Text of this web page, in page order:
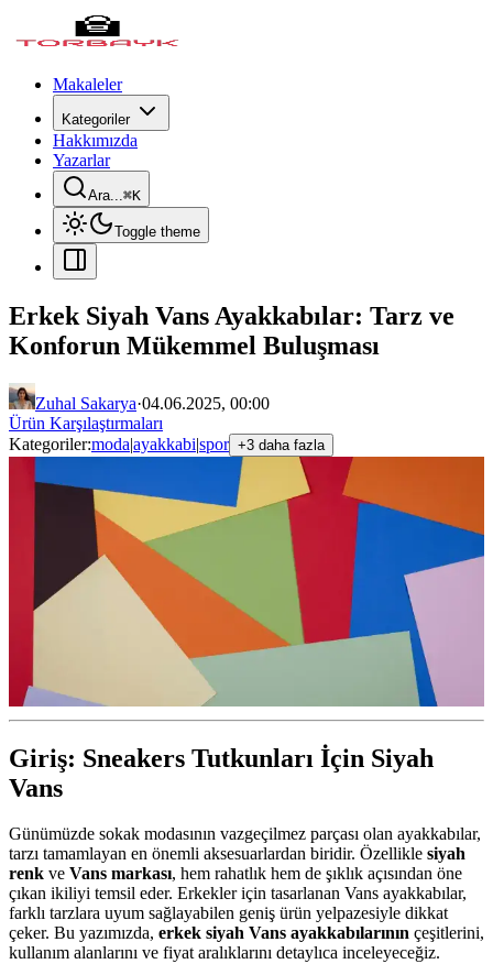
Makaleler
Kategoriler
Hakkımızda
Yazarlar
Ara...⌘K
Toggle theme
Erkek Siyah Vans Ayakkabılar: Tarz ve
Konforun Mükemmel Buluşması
Zuhal Sakarya·04.06.2025, 00:00
Ürün Karşılaştırmaları
Kategoriler:moda|ayakkabi|spor +3 daha fazla
Giriş: Sneakers Tutkunları İçin Siyah
Vans
Günümüzde sokak modasının vazgeçilmez parçası olan ayakkabılar,
tarzı tamamlayan en önemli aksesuarlardan biridir. Özellikle siyah
renk ve Vans markası, hem rahatlık hem de şıklık açısından öne
çıkan ikiliyi temsil eder. Erkekler için tasarlanan Vans ayakkabılar,
farklı tarzlara uyum sağlayabilen geniş ürün yelpazesiyle dikkat
çeker. Bu yazımızda, erkek siyah Vans ayakkabılarının çeşitlerini,
kullanım alanlarını ve fiyat aralıklarını detaylıca inceleyeceğiz.